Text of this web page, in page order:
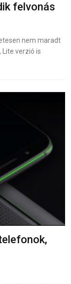
felvonás
nem maradt
Lite verzió is